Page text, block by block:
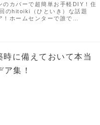
カバーで超簡単お手軽DIY！住
のhitoiki（ひといき）な話題
！ホームセンターで誰で…